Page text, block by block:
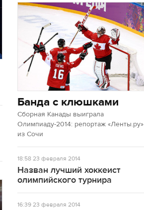
Банда с клюшками
Сборная Канады выиграла
Олимпиаду-2014: репортаж «Ленты.ру»
из Сочи
18:5823 февраля 2014
Назван лучший хоккеист
олимпийского турнира
16:3923 февраля 2014